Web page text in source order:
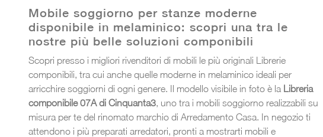
Mobile soggiorno per stanze moderne
disponibile in melaminico: scopri una tra le
nostre più belle soluzioni componibili
Scopri presso i migliori rivenditori di mobili le più originali Librerie
componibili, tra cui anche quelle moderne in melaminico ideali per
arricchire soggiorni di ogni genere. Il modello visibile in foto è la Libreria
componibile 07A di Cinquanta3, uno tra i mobili soggiorno realizzabili su
misura per te del rinomato marchio di Arredamento Casa. In negozio ti
attendono i più preparati arredatori, pronti a mostrarti mobili e